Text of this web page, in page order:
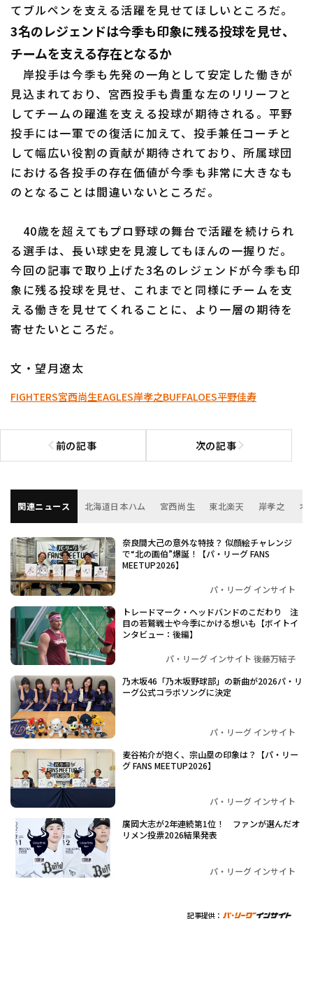
てブルペンを支える活躍を見せてほしいところだ。
3名のレジェンドは今季も印象に残る投球を見せ、
チームを支える存在となるか
岸投手は今季も先発の一角として安定した働きが
見込まれており、宮西投手も貴重な左のリリーフと
してチームの躍進を支える投球が期待される。平野
投手には一軍での復活に加えて、投手兼任コーチと
して幅広い役割の貢献が期待されており、所属球団
における各投手の存在価値が今季も非常に大きなも
のとなることは間違いないところだ。
40歳を超えてもプロ野球の舞台で活躍を続けられ
る選手は、長い球史を見渡してもほんの一握りだ。
今回の記事で取り上げた3名のレジェンドが今季も印
象に残る投球を見せ、これまでと同様にチームを支
える働きを見せてくれることに、より一層の期待を
寄せたいところだ。
文・望月遼太
FIGHTERS宮西尚生EAGLES岸孝之BUFFALOES平野佳寿
前の記事
前の記事へ 次の記事次の記事へ
関連ニュース 北海道日本ハム 宮西尚生 東北楽天 岸孝之 オ
奈良間大己の意外な特技？ 似顔絵チャレンジ
で“北の画伯”爆誕！【パ・リーグ FANS
MEETUP2026】
パ・リーグ インサイト
トレードマーク・ヘッドバンドのこだわり 注
目の若鷲戦士や今季にかける想いも【ボイトイ
ンタビュー：後編】
パ・リーグ インサイト 後藤万結子
乃木坂46「乃木坂野球部」の新曲が2026パ・リ
ーグ公式コラボソングに決定
パ・リーグ インサイト
麦谷祐介が抱く、宗山塁の印象は？【パ・リー
グ FANS MEETUP2026】
パ・リーグ インサイト
廣岡大志が2年連続第1位！ ファンが選んだオ
リメン投票2026結果発表
パ・リーグ インサイト
記事提供：